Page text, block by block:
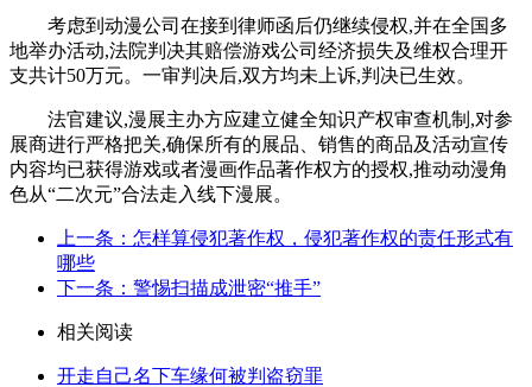
考虑到动漫公司在接到律师函后仍继续侵权,并在全国多
地举办活动,法院判决其赔偿游戏公司经济损失及维权合理开
支共计50万元。一审判决后,双方均未上诉,判决已生效。
法官建议,漫展主办方应建立健全知识产权审查机制,对参
展商进行严格把关,确保所有的展品、销售的商品及活动宣传
内容均已获得游戏或者漫画作品著作权方的授权,推动动漫角
色从“二次元”合法走入线下漫展。
上一条：怎样算侵犯著作权，侵犯著作权的责任形式有
哪些
下一条：警惕扫描成泄密“推手”
相关阅读
开走自己名下车缘何被判盗窃罪